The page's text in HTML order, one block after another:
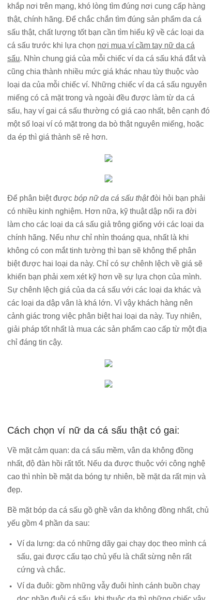
khắp nơi trên mạng, khó lòng tìm đúng nơi cung cấp hàng
thật, chính hãng. Để chắc chắn tìm đúng sản phẩm da cá
sấu thật, chất lượng tốt bạn cần tìm hiểu kỹ về các loại da
cá sấu trước khi lựa chọn nơi mua ví cầm tay nữ da cá
sấu. Nhìn chung giá của mỗi chiếc ví da cá sấu khá đắt và
cũng chia thành nhiều mức giá khác nhau tùy thuộc vào
loại da của mỗi chiếc ví. Những chiếc ví da cá sấu nguyên
miếng có cả mặt trong và ngoài đều được làm từ da cá
sấu, hay ví gai cá sấu thường có giá cao nhất, bên cạnh đó
một số loại ví có mặt trong da bò thật nguyên miếng, hoặc
da ép thì giá thành sẽ rẻ hơn.
Để phân biệt được bóp nữ da cá sấu thậtđòi hỏi bạn phải
có nhiều kinh nghiệm. Hơn nữa, kỹ thuật dập nổi ra đời
làm cho các loại da cá sấu giả trông giống với các loại da
chính hãng. Nếu như chỉ nhìn thoáng qua, nhất là khi
không có con mắt tinh tường thì bạn sẽ không thể phân
biệt được hai loại da này. Chỉ có sự chênh lệch về giá sẽ
khiến bạn phải xem xét kỹ hơn về sự lựa chọn của mình.
Sự chênh lệch giá của da cá sấu với các loại da khác và
các loại da dập vân là khá lớn. Vì vậy khách hàng nên
cảnh giác trong việc phân biệt hai loại da này. Tuy nhiên,
giải pháp tốt nhất là mua các sản phẩm cao cấp từ một địa
chỉ đáng tin cậy.
Cách chọn ví nữ da cá sấu thật có gai:
Về mặt cảm quan: da cá sấu mềm, vân da không đồng
nhất, độ đàn hồi rất tốt. Nếu da được thuộc với công nghệ
cao thì nhìn bề mặt da bóng tự nhiên, bề mặt da rất mịn và
đẹp.
Bề mặt bóp da cá sấu gồ ghề vân da không đồng nhất, chủ
yếu gồm 4 phần da sau:
Ví da lưng: da có những dãy gai chạy dọc theo mình cá
sấu, gai được cấu tạo chủ yếu là chất sừng nên rất
cứng và chắc.
Ví da đuôi: gồm những vẫy đuôi hình cánh buồn chạy